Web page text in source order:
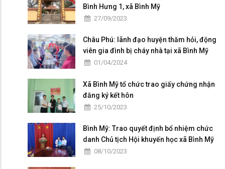
Bình Hưng 1, xã Bình Mỹ
27/09/2023
Châu Phú: lãnh đạo huyện thăm hỏi, động
viên gia đình bị cháy nhà tại xã Bình Mỹ
01/04/2024
Xã Bình Mỹ tổ chức trao giấy chứng nhận
đăng ký kết hôn
25/10/2023
Bình Mỹ: Trao quyết định bổ nhiệm chức
danh Chủ tịch Hội khuyến học xã Bình Mỹ
08/10/2023